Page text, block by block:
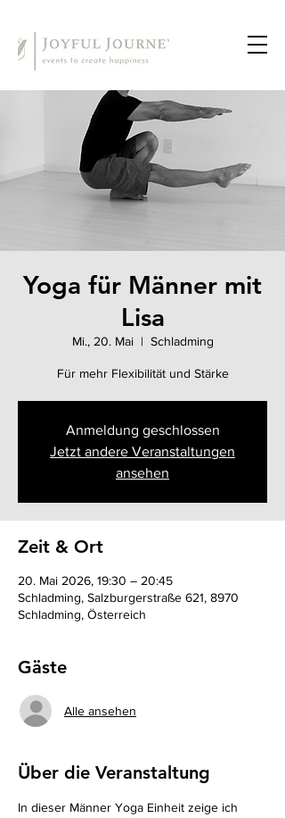
Yoga für Männer mit
Lisa
Mi., 20. Mai
  |
Schladming
Für mehr Flexibilität und Stärke
Anmeldung geschlossen
Jetzt andere Veranstaltungen
ansehen
Zeit & Ort
20. Mai 2026, 19:30 – 20:45
Schladming, Salzburgerstraße 621, 8970
Schladming, Österreich
Gäste
Alle ansehen
Über die Veranstaltung
In dieser Männer Yoga Einheit zeige ich